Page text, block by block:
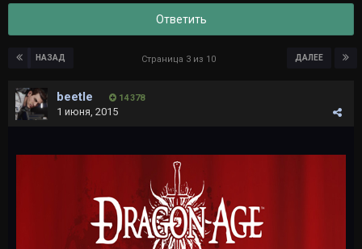
Ответить
НАЗАД ДАЛЕЕ
Страница 3 из 10
beetle 14 378
1 июня, 2015